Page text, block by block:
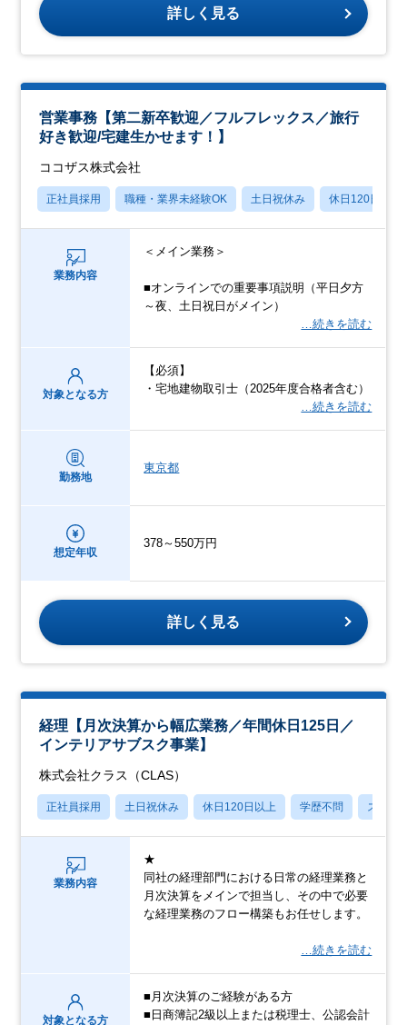
詳しく見る
営業事務【第二新卒歓迎／フルフレックス／旅行
好き歓迎/宅建生かせます！】
ココザス株式会社
正社員採用 職種・業界未経験OK 土日祝休み 休日120日以上
業務内容
＜メイン業務＞
■オンラインでの重要事項説明（平日夕方
～夜、土日祝日がメイン）
…続きを読む
対象となる方
【必須】
・宅地建物取引士（2025年度合格者含む）
…続きを読む
勤務地
東京都
想定年収
378～550万円
詳しく見る
経理【月次決算から幅広業務／年間休日125日／
インテリアサブスク事業】
株式会社クラス（CLAS）
正社員採用 土日祝休み 休日120日以上 学歴不問 スター
業務内容
★
同社の経理部門における日常の経理業務と
月次決算をメインで担当し、その中で必要
な経理業務のフロー構築もお任せします。
…続きを読む
対象となる方
■月次決算のご経験がある方
■日商簿記2級以上または税理士、公認会計